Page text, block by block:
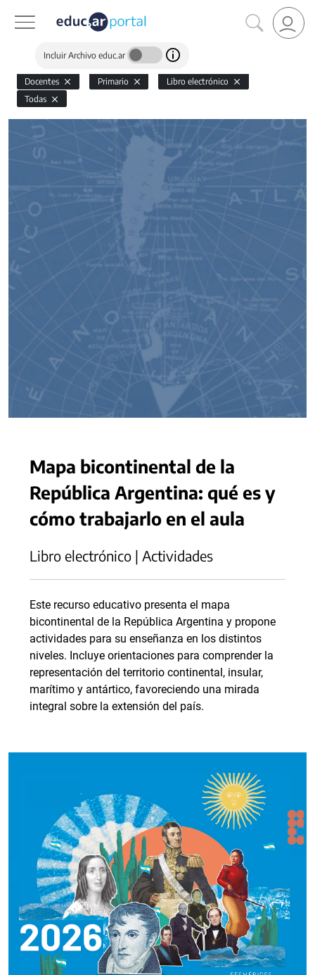
Incluir Archivo educ.ar
Docentes Primario
Libro electrónico
Todas
Mapa bicontinental de la
República Argentina: qué es y
cómo trabajarlo en el aula
Libro electrónico | Actividades
Este recurso educativo presenta el mapa
bicontinental de la República Argentina y propone
actividades para su enseñanza en los distintos
niveles. Incluye orientaciones para comprender la
representación del territorio continental, insular,
marítimo y antártico, favoreciendo una mirada
integral sobre la extensión del país.